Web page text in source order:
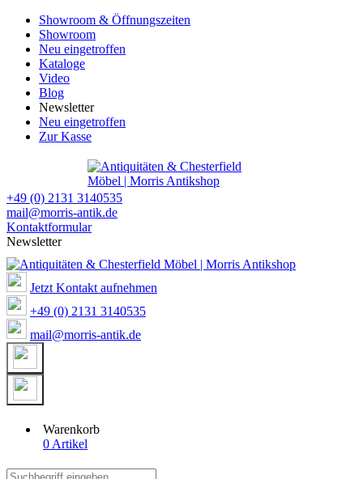
Showroom & Öffnungszeiten
Showroom
Neu eingetroffen
Kataloge
Video
Blog
Newsletter
Neu eingetroffen
Zur Kasse
+49 (0) 2131 3140535
mail@morris-antik.de
Kontaktformular
Newsletter
Jetzt Kontakt aufnehmen
+49 (0) 2131 3140535
mail@morris-antik.de
Warenkorb
0 Artikel